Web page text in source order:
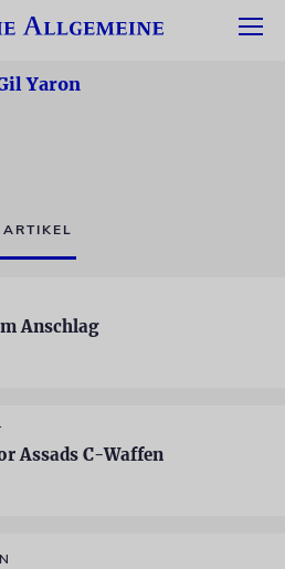
Yaron
ARTIKEL
Anschlag
Assads C-Waffen